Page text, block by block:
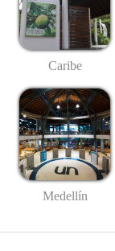
Caribe
Medellín